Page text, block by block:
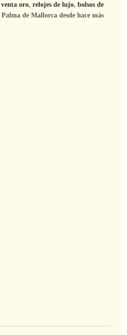
venta oro, relojes de lujo, bolsos de
Palma de Mallorca desde hace más